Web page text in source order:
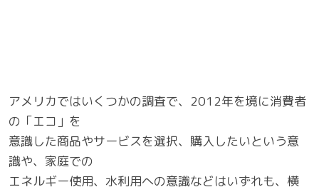
アメリカではいくつかの調査で、2012年を境に消費者
の「エコ」を
意識した商品やサービスを選択、購入したいという意
識や、家庭での
エネルギー使用、水利用への意識などはいずれも、横